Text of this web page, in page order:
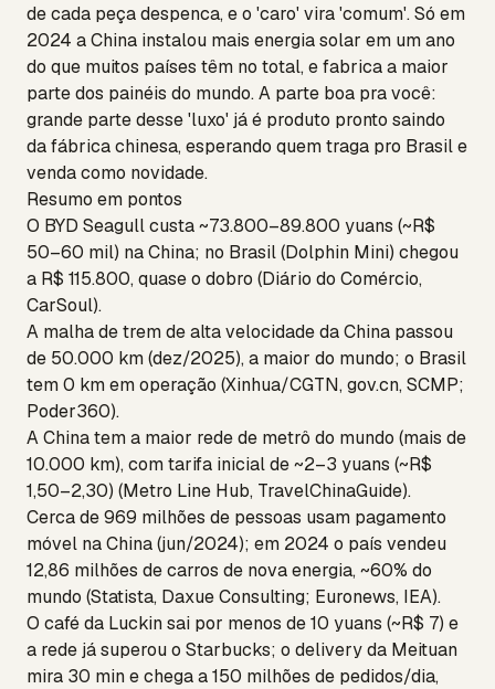
de cada peça despenca, e o 'caro' vira 'comum'. Só em
2024 a China instalou mais energia solar em um ano
do que muitos países têm no total, e fabrica a maior
parte dos painéis do mundo. A parte boa pra você:
grande parte desse 'luxo' já é produto pronto saindo
da fábrica chinesa, esperando quem traga pro Brasil e
venda como novidade.
Resumo em pontos
O BYD Seagull custa ~73.800–89.800 yuans (~R$
50–60 mil) na China; no Brasil (Dolphin Mini) chegou
a R$ 115.800, quase o dobro (Diário do Comércio,
CarSoul).
A malha de trem de alta velocidade da China passou
de 50.000 km (dez/2025), a maior do mundo; o Brasil
tem 0 km em operação (Xinhua/CGTN, gov.cn, SCMP;
Poder360).
A China tem a maior rede de metrô do mundo (mais de
10.000 km), com tarifa inicial de ~2–3 yuans (~R$
1,50–2,30) (Metro Line Hub, TravelChinaGuide).
Cerca de 969 milhões de pessoas usam pagamento
móvel na China (jun/2024); em 2024 o país vendeu
12,86 milhões de carros de nova energia, ~60% do
mundo (Statista, Daxue Consulting; Euronews, IEA).
O café da Luckin sai por menos de 10 yuans (~R$ 7) e
a rede já superou o Starbucks; o delivery da Meituan
mira 30 min e chega a 150 milhões de pedidos/dia,